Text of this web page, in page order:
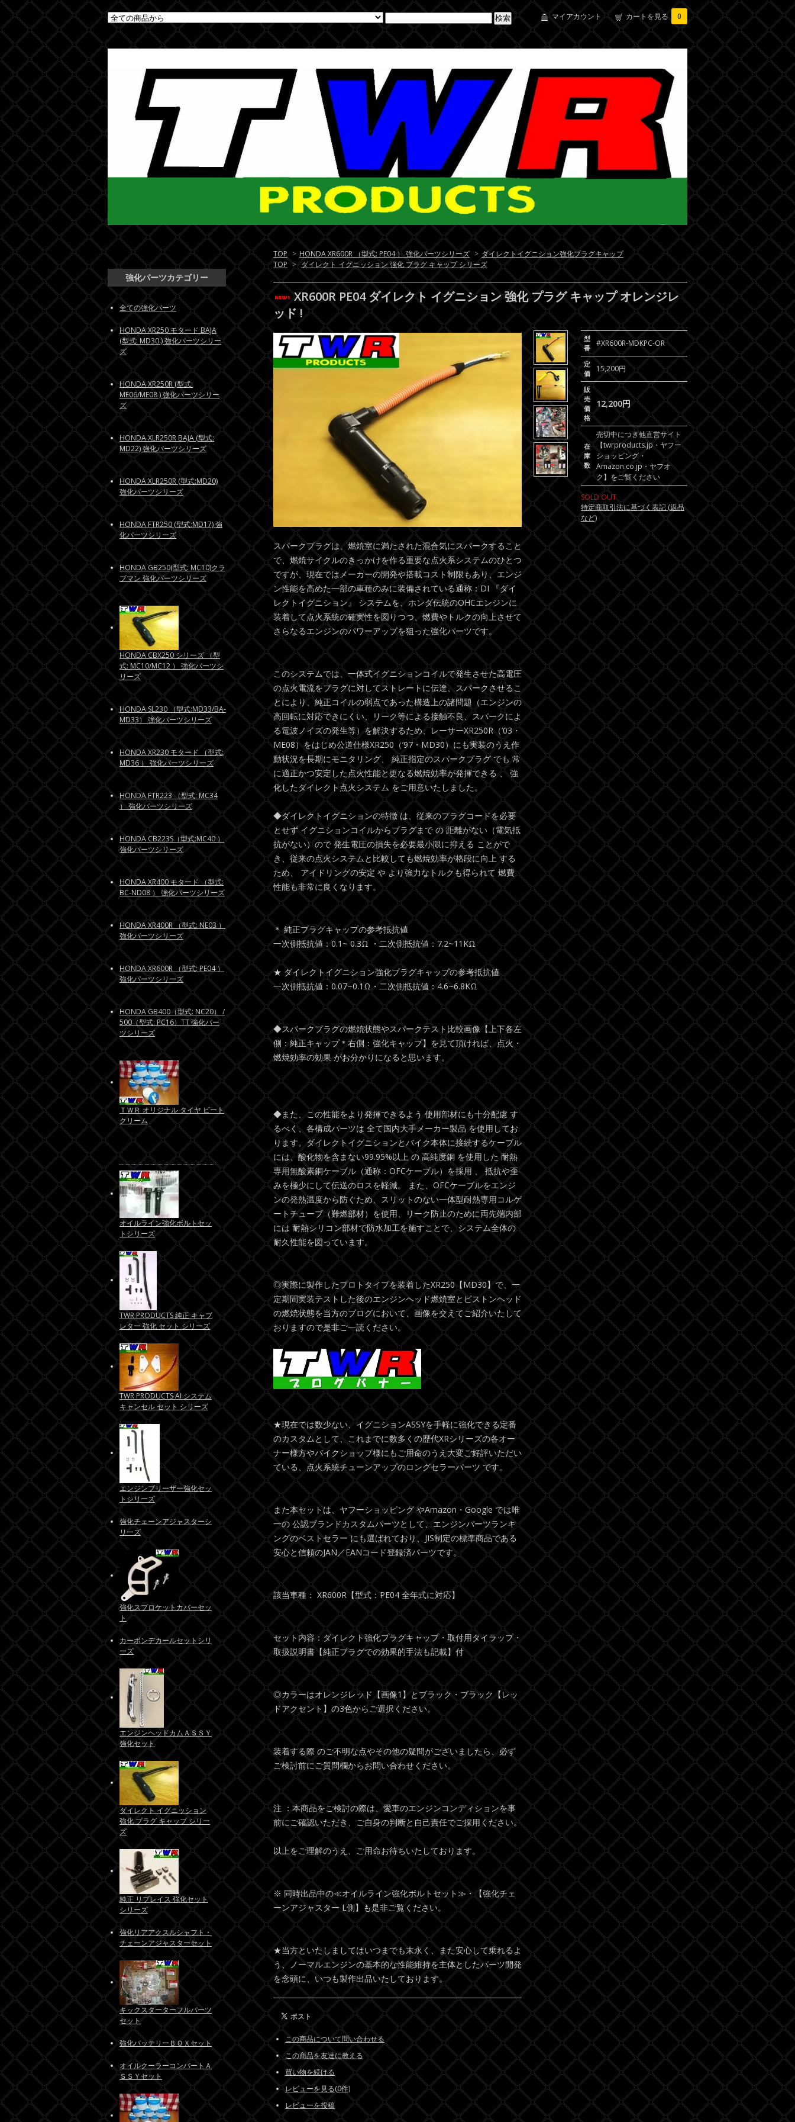
マイアカウント カートを見る 0
TOP > HONDA XR600R （型式: PE04 ） 強化パーツシリーズ > ダイレクトイグニション強化プラグキャップ
TOP > ダイレクト イグニッション 強化 プラグ キャップ シリーズ
XR600R PE04 ダイレクト イグニション 強化 プラグ キャップ オレンジレ
ッド !
型
番
#XR600R-MDKPC-OR
定
価
15,200円
販
売
価
格
12,200円
在
庫
数
売切中につき他直営サイト
【twrproducts.jp・ヤフー
ショッピング・
Amazon.co.jp・ヤフオ
ク】をご覧ください
SOLD OUT
特定商取引法に基づく表記 (返品
など)
スパークプラグは、燃焼室に満たされた混合気にスパークすること
で、燃焼サイクルのきっかけを作る重要な点火系システムのひとつ
ですが、現在ではメーカーの開発や搭載コスト制限もあり、エンジ
ン性能を高めた一部の車種のみに装備されている通称：DI 『ダイ
レクトイグニション』 システムを、ホンダ伝統のOHCエンジンに
装着して点火系統の確実性を図りつつ、燃費やトルクの向上させて
さらなるエンジンのパワーアップを狙った強化パーツです。
このシステムでは、一体式イグニションコイルで発生させた高電圧
の点火電流をプラグに対してストレートに伝達、スパークさせるこ
とにより、純正コイルの弱点であった構造上の諸問題（エンジンの
高回転に対応できにくい、リーク等による接触不良、スパークによ
る電波ノイズの発生等）を解決するため、レーサーXR250R（’03・
ME08）をはじめ公道仕様XR250（’97・MD30）にも実装のうえ作
動状況を長期にモニタリング、 純正指定のスパークプラグ でも 常
に適正かつ安定した点火性能と更なる燃焼効率が発揮できる 、 強
化したダイレクト点火システム をご用意いたしました。
◆ダイレクトイグニションの特徴 は、従来のプラグコードを必要
とせず イグニションコイルからプラグまで の 距離がない（電気抵
抗がない）ので 発生電圧の損失を必要最小限に抑える ことがで
き、従来の点火システムと比較しても燃焼効率が格段に向上 する
ため、 アイドリングの安定 や より強力なトルクも得られて 燃費
性能も非常に良くなります。
＊ 純正プラグキャップの参考抵抗値
一次側抵抗値：0.1~ 0.3Ω ・二次側抵抗値：7.2~11KΩ
★ ダイレクトイグニション強化プラグキャップの参考抵抗値
一次側抵抗値：0.07~0.1Ω・二次側抵抗値：4.6~6.8KΩ
◆スパークプラグの燃焼状態やスパークテスト比較画像【上下各左
側：純正キャップ＊右側：強化キャップ】を見て頂ければ、点火・
燃焼効率の効果 がお分かりになると思います。
◆また、この性能をより発揮できるよう 使用部材にも十分配慮 す
るべく、各構成パーツは 全て国内大手メーカー製品 を使用してお
ります。ダイレクトイグニションとバイク本体に接続するケーブル
には、酸化物を含まない99.95%以上 の 高純度銅 を使用した 耐熱
専用無酸素銅ケーブル（通称：OFCケーブル）を採用 、 抵抗や歪
みを極少にして伝送のロスを軽減。 また、OFCケーブルをエンジ
ンの発熱温度から防ぐため、スリットのない一体型耐熱専用コルゲ
ートチューブ（難燃部材）を使用、リーク防止のために両先端内部
には 耐熱シリコン部材で防水加工を施すことで、システム全体の
耐久性能を図っています。
◎実際に製作したプロトタイプを装着したXR250【MD30】で、一
定期間実装テストした後のエンジンヘッド燃焼室とピストンヘッド
の燃焼状態を当方のブログにおいて、画像を交えてご紹介いたして
おりますので是非ご一読ください。
★現在では数少ない、イグニションASSYを手軽に強化できる定番
のカスタムとして、これまでに数多くの歴代XRシリーズの各オー
ナー様方やバイクショップ様にもご用命のうえ大変ご好評いただい
ている、点火系統チューンアップのロングセラーパーツ です。
また本セットは、ヤフーショッピング やAmazon・Google では唯
一の 公認ブランドカスタムパーツとして、エンジンパーツランキ
ングのベストセラー にも選ばれており、JIS制定の標準商品である
安心と信頼のJAN／EANコード登録済パーツです。
該当車種： XR600R【型式：PE04 全年式に対応】
セット内容：ダイレクト強化プラグキャップ・取付用タイラップ・
取扱説明書【純正プラグでの効果的手法も記載】付
◎カラーはオレンジレッド【画像1】とブラック・ブラック【レッ
ドアクセント】の3色からご選択ください。
装着する際 のご不明な点やその他の疑問がございましたら、必ず
ご検討前にご質問欄からお問い合わせください。
注 ：本商品をご検討の際は、愛車のエンジンコンディションを事
前にご確認いただき、ご自身の判断と自己責任でご採用ください。
以上をご理解のうえ、ご用命お待ちいたしております。
※ 同時出品中の≪オイルライン強化ボルトセット≫・【強化チェ
ーンアジャスター L側】も是非ご覧ください。
★当方といたしましてはいつまでも末永く、また安心して乗れるよ
う、ノーマルエンジンの基本的な性能維持を主体としたパーツ開発
を念頭に、いつも製作出品いたしております。
この商品について問い合わせる
この商品を友達に教える
買い物を続ける
レビューを見る(0件)
レビューを投稿
強化パーツカテゴリー
全ての強化パーツ
HONDA XR250 モタード BAJA
(型式: MD30 ) 強化パーツシリー
ズ
HONDA XR250R (型式:
ME06/ME08 ) 強化パーツシリー
ズ
HONDA XLR250R BAJA (型式:
MD22) 強化パーツシリーズ
HONDA XLR250R (型式:MD20)
強化パーツシリーズ
HONDA FTR250 (型式:MD17) 強
化パーツシリーズ
HONDA GB250(型式: MC10)クラ
ブマン 強化パーツシリーズ
HONDA CBX250 シリーズ （型
式: MC10/MC12 ） 強化パーツシ
リーズ
HONDA SL230 （型式:MD33/BA-
MD33） 強化パーツシリーズ
HONDA XR230 モタード （型式:
MD36 ） 強化パーツシリーズ
HONDA FTR223 （型式: MC34
） 強化パーツシリーズ
HONDA CB223S（型式:MC40 ）
強化パーツシリーズ
HONDA XR400 モタード （型式:
BC-ND08 ） 強化パーツシリーズ
HONDA XR400R （型式: NE03 ）
強化パーツシリーズ
HONDA XR600R （型式: PE04 ）
強化パーツシリーズ
HONDA GB400（型式: NC20） /
500（型式: PC16）TT 強化パー
ツシリーズ
ＴＷＲ オリジナル タイヤ ビート
クリーム
オイルライン強化ボルトセッ
トシリーズ
TWR PRODUCTS 純正 キャブ
レター 強化 セット シリーズ
TWR PRODUCTS AI システム
キャンセル セット シリーズ
エンジンブリーザー強化セッ
トシリーズ
強化チェーンアジャスターシ
リーズ
強化スプロケットカバーセッ
ト
カーボンデカールセットシリ
ーズ
エンジンヘッドカムＡＳＳＹ
強化セット
ダイレクト イグニッション
強化 プラグ キャップ シリー
ズ
純正 リプレイス 強化セット
シリーズ
強化リアアクスルシャフト・
チェーンアジャスターセット
キックスターターフルパーツ
セット
強化バッテリーＢＯＸセット
オイルクーラーコンバートＡ
ＳＳＹセット